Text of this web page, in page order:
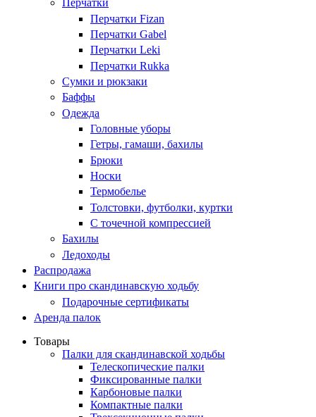
Перчатки
Перчатки Fizan
Перчатки Gabel
Перчатки Leki
Перчатки Rukka
Сумки и рюкзаки
Баффы
Одежда
Головные уборы
Гетры, гамаши, бахилы
Брюки
Носки
Термобелье
Толстовки, футболки, куртки
С точечной компрессией
Бахилы
Ледоходы
Распродажа
Книги про скандинавскую ходьбу
Подарочные сертификаты
Аренда палок
Товары
Палки для скандинавской ходьбы
Телескопические палки
Фиксированные палки
Карбоновые палки
Компактные палки